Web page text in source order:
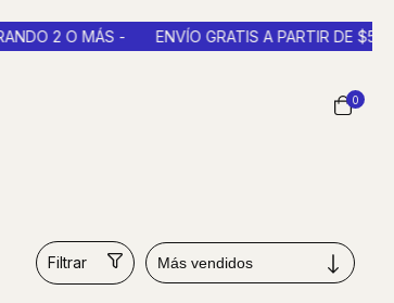
ENVÍO GRATIS A PARTIR DE $50.000 EN CABA Y
0
Filtrar